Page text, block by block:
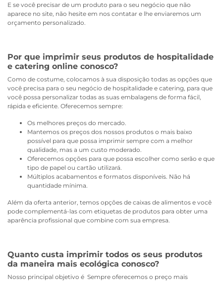
E se você precisar de um produto para o seu negócio que não
aparece no site, não hesite em nos contatar e lhe enviaremos um
orçamento personalizado.
Por que imprimir seus produtos de hospitalidade
e catering online conosco?
Como de costume, colocamos à sua disposição todas as opções que
você precisa para o seu negócio de hospitalidade e catering, para que
você possa personalizar todas as suas embalagens de forma fácil,
rápida e eficiente. Oferecemos sempre:
Os melhores preços do mercado.
Mantemos os preços dos nossos produtos o mais baixo
possível para que possa imprimir sempre com a melhor
qualidade, mas a um custo moderado.
Oferecemos opções para que possa escolher como serão e que
tipo de papel ou cartão utilizará.
Múltiplos acabamentos e formatos disponíveis. Não há
quantidade mínima.
Além da oferta anterior, temos opções de caixas de alimentos e você
pode complementá-las com etiquetas de produtos para obter uma
aparência profissional que combine com sua empresa.
Quanto custa imprimir todos os seus produtos
da maneira mais ecológica conosco?
Nosso principal objetivo é Sempre oferecemos o preço mais